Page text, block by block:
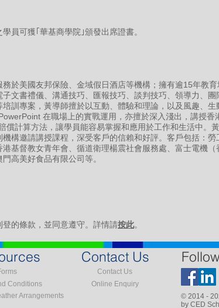
員可獲｢華基商學院｣頒發出席證書。
於美國友邦保險、金域假日酒店等機構；擁有逾15年教育
文書禮儀、溝通技巧、匯報技巧、談判技巧、領導力、團
訓專案，黃導師擅於以互動、體驗和理論，以及風趣、生
在職場上的實戰運用，亦擅於深入淺出，講授香
償計算方法，讓學員能容易掌握和應用於工作和生活中。
構邀請講授課程，深受客戶的信賴和好評。客戶包括：勞
基督教女青年會、循道衛理楊震社會服務處、富士電機（
高美好食品有限公司等。
的條款，並同意遵守。詳情請按此。
Conditions
Contact Us
Contact Us
Online Enquiry
Arrangements
© 2014 -
by CED